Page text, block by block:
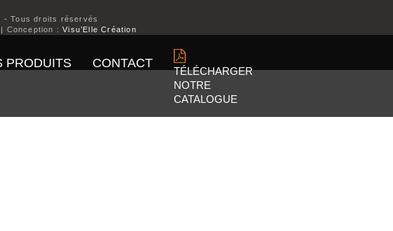
PRODUITS CONTACT
TÉLÉCHARGER
NOTRE
CATALOGUE
- Tous droits réservés
| Conception :Visu’Elle Création